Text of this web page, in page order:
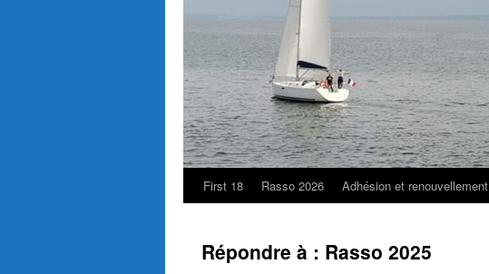
First 18 Rasso 2026 Adhésion et renouvellement
Répondre à : Rasso 2025